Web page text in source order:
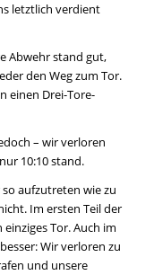
letztlich verdient
Abwehr stand gut,
den Weg zum Tor.
einen Drei-Tore-
– wir verloren
10:10 stand.
aufzutreten wie zu
Im ersten Teil der
Tor. Auch im
Wir verloren zu
und unsere